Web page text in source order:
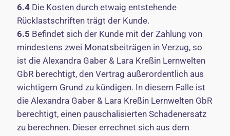
6.4 Die Kosten durch etwaig entstehende
Rücklastschriften trägt der Kunde.
6.5 Befindet sich der Kunde mit der Zahlung von
mindestens zwei Monatsbeiträgen in Verzug, so
ist die Alexandra Gaber & Lara Kreßin Lernwelten
GbR berechtigt, den Vertrag außerordentlich aus
wichtigem Grund zu kündigen. In diesem Falle ist
die Alexandra Gaber & Lara Kreßin Lernwelten GbR
berechtigt, einen pauschalisierten Schadenersatz
zu berechnen. Dieser errechnet sich aus dem